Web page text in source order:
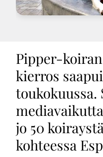
Pipper-
kierros
toukokuussa.
jo 50
kohteessa